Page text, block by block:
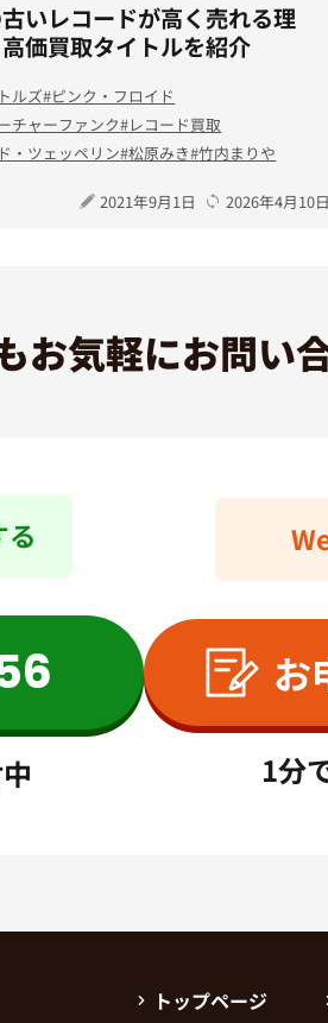
いレコードが高く売れる理
価買取タイトルを紹介
ルズ ピンク・フロイド
チャーファンク レコード買取
・ツェッペリン 松原みき 竹内まりや
2021年9月1日 2026年4月10日
お気軽にお問い
お
1分
トップページ